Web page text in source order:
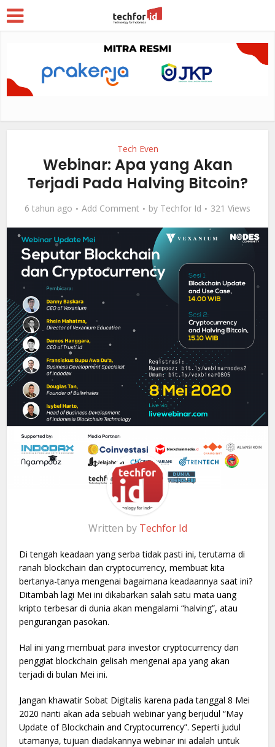
Tech Even
Webinar: Apa yang Akan
Terjadi Pada Halving Bitcoin?
6 tahun ago Add Comment by Techfor Id 321 Views
Written by Techfor Id
Di tengah keadaan yang serba tidak pasti ini, terutama di
ranah blockchain dan cryptocurrency, membuat kita
bertanya-tanya mengenai bagaimana keadaannya saat ini?
Ditambah lagi Mei ini dikabarkan salah satu mata uang
kripto terbesar di dunia akan mengalami “halving”, atau
pengurangan pasokan.
Hal ini yang membuat para investor cryptocurrency dan
penggiat blockchain gelisah mengenai apa yang akan
terjadi di bulan Mei ini.
Jangan khawatir Sobat Digitalis karena pada tanggal 8 Mei
2020 nanti akan ada sebuah webinar yang berjudul “May
Update of Blockchain and Cryptocurrency”. Seperti judul
utamanya, tujuan diadakannya webinar ini adalah untuk